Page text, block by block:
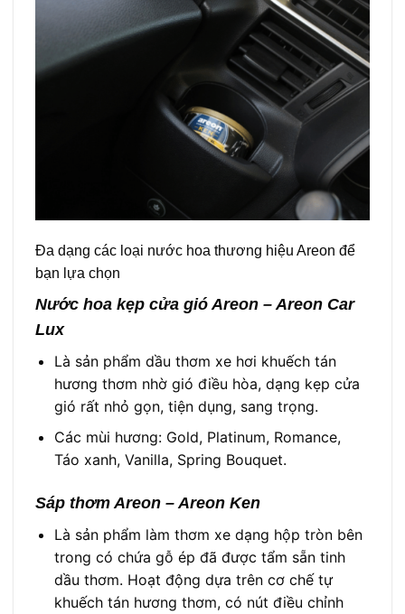
Đa dạng các loại nước hoa thương hiệu Areon để
bạn lựa chọn
Nước hoa kẹp cửa gió Areon – Areon Car
Lux
Là sản phẩm dầu thơm xe hơi khuếch tán
hương thơm nhờ gió điều hòa, dạng kẹp cửa
gió rất nhỏ gọn, tiện dụng, sang trọng.
Các mùi hương: Gold, Platinum, Romance,
Táo xanh, Vanilla, Spring Bouquet.
Sáp thơm Areon – Areon Ken
Là sản phẩm làm thơm xe dạng hộp tròn bên
trong có chứa gỗ ép đã được tẩm sẵn tinh
dầu thơm. Hoạt động dựa trên cơ chế tự
khuếch tán hương thơm, có nút điều chỉnh